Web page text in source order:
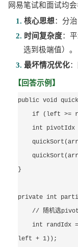
网易笔试和面试均
1. 核心思想：分
2. 时间复杂度：
选到极端值）。
3. 最坏情况优化
【回答示例】
public void
if (left >=
int pivotIdx
}
private int
//
随机选pivot
int randIdx =
left + 1));